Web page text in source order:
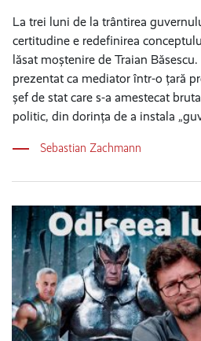
La trei luni de la trântirea
certitudine e redefinirea
lăsat moștenire de Traian
prezentat ca mediator într-o țară
șef de stat care s-a amestecat
politic, din dorința de a instala
Sebastian Zachmann